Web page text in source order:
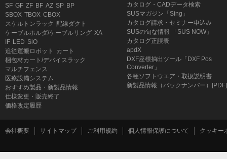
SF GF ZF BF AZ SP BP
SBOX TBOX CBOX
スケルトンラック 配線ダクト
ケーブルホルダ/ケーブルリング XA
IF LED SiO
追従運搬ロボット
カート
梱包材カート/デバイスラック
マルチフェンス
医療設備システム
おすすめ製品・新製品情報
仕様変更・販売終了
価格改定履歴
カタログ・CADデータ検索
SUSマガジン「Sing」
カタログ請求・セミナー申込み
SUSの旬な情報 「SUS NOW」
カタログ正誤表
apdX
DXF座標抽出ツール「DXF Pos
Converter」
各種ソフトウエア・取扱説明書
新製品情報（バックナンバー）[PDF]
会社概要 サイトマップ ご利用規約 個人情報保護について クッキー